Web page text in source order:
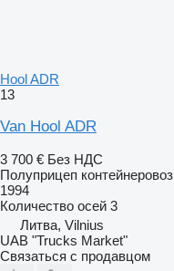
Hool ADR
13
Van Hool ADR
3 700 € Без НДС
Полуприцеп контейнеровоз
1994
Количество осей 3
Литва, Vilnius
UAB "Trucks Market"
Связаться с продавцом